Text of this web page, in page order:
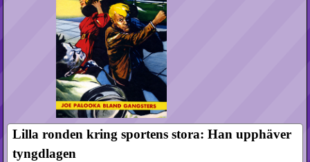
Lilla ronden kring sportens stora: Han upphäver
tyngdlagen